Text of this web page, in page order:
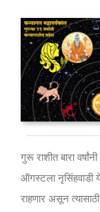
गुरू राशीत बारा
ऑगस्टला नृसिंहवाडी
राहणार असून